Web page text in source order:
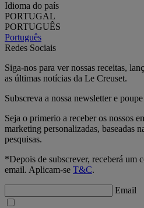
Idioma do país
PORTUGAL
PORTUGUÊS
Português
Redes Sociais
Siga-nos para ver nossas receitas,
as últimas notícias da Le Creuset.
Subscreva a nossa newsletter e
Seja o primerio a receber os nossos
marketing personalizadas, baseadas
pesquisas.
*Depois de subscrever, receberá um
email. Aplicam-se T&C.
Email